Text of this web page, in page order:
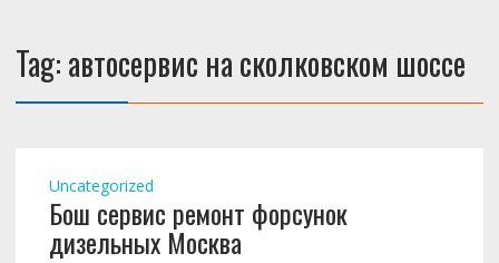
Tag:автосервис на сколковском шоссе
Uncategorized
Бош сервис ремонт форсунок
дизельных Москва